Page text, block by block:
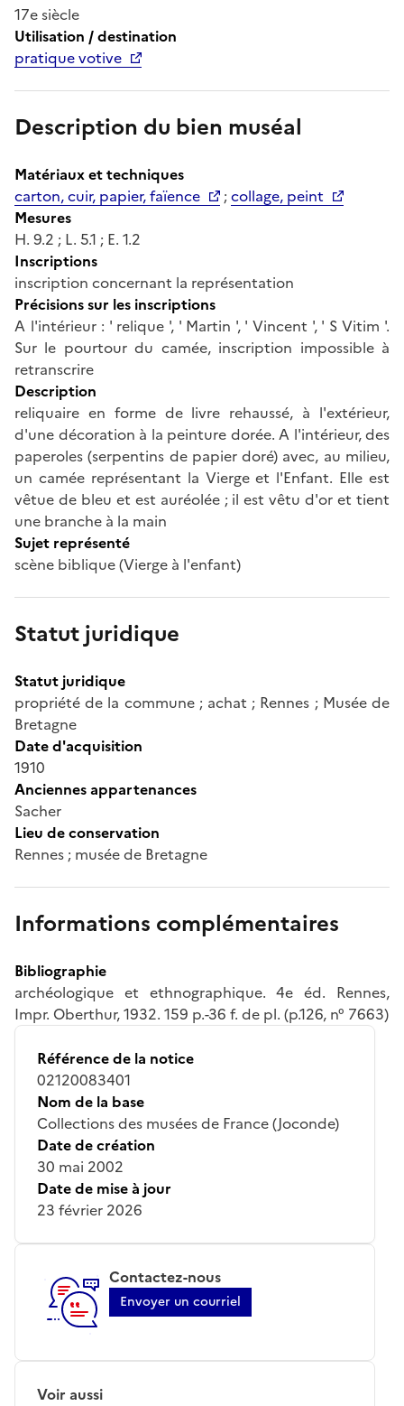
17e siècle
Utilisation / destination
pratique votive
Description du bien muséal
Matériaux et techniques
carton, cuir, papier, faïence
;collage, peint
Mesures
H. 9.2 ; L. 5.1 ; E. 1.2
Inscriptions
inscription concernant la représentation
Précisions sur les inscriptions
A l'intérieur : ' relique ', ' Martin ', ' Vincent ', ' S Vitim '.
Sur le pourtour du camée, inscription impossible à
retranscrire
Description
reliquaire en forme de livre rehaussé, à l'extérieur,
d'une décoration à la peinture dorée. A l'intérieur, des
paperoles (serpentins de papier doré) avec, au milieu,
un camée représentant la Vierge et l'Enfant. Elle est
vêtue de bleu et est auréolée ; il est vêtu d'or et tient
une branche à la main
Sujet représenté
scène biblique (Vierge à l'enfant)
Statut juridique
Statut juridique
propriété de la commune ; achat ; Rennes ; Musée de
Bretagne
Date d'acquisition
1910
Anciennes appartenances
Sacher
Lieu de conservation
Rennes ; musée de Bretagne
Informations complémentaires
Bibliographie
archéologique et ethnographique. 4e éd. Rennes,
Impr. Oberthur, 1932. 159 p.-36 f. de pl. (p.126, n° 7663)
Référence de la notice
02120083401
Nom de la base
Collections des musées de France (Joconde)
Date de création
30 mai 2002
Date de mise à jour
23 février 2026
Contactez-nous
Envoyer un courriel
Voir aussi